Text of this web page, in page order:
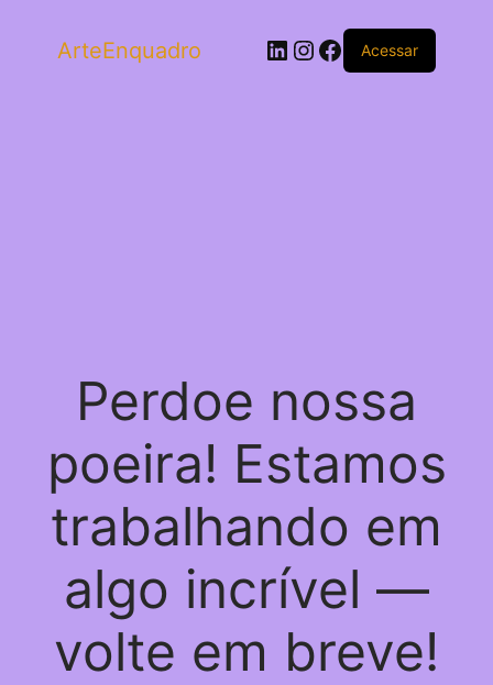
ArteEnquadro LinkedIn
Instagram
Facebook
Acessar
Perdoe nossa
poeira! Estamos
trabalhando em
algo incrível —
volte em breve!